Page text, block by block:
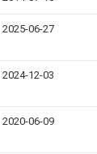
2025-06-27
2024-12-03
2020-06-09